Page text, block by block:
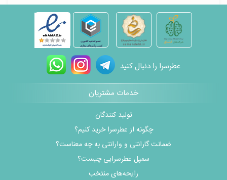
عطرسرا را دنبال کنید
خدمات مشتریان
تولید کنندگان
چگونه از عطرسرا خرید کنیم؟
ضمانت گارانتی و وارانتی به چه معناست؟
سمپل عطرسرایی چیست؟
رایحه‌های منتخب